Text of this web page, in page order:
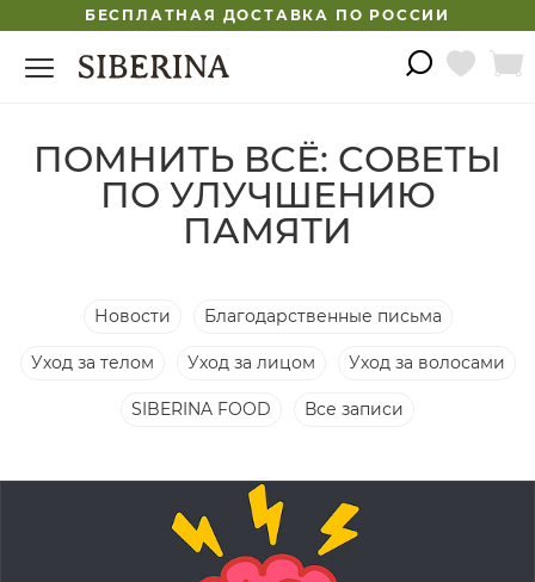
БЕСПЛАТНАЯ ДОСТАВКА ПО РОССИИ
ПОМНИТЬ ВСЁ: СОВЕТЫ
ПО УЛУЧШЕНИЮ
ПАМЯТИ
Новости Благодарственные письма
Уход за телом Уход за лицом Уход за волосами
SIBERINA FOOD Все записи